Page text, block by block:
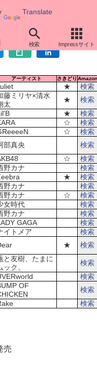
Translate
検索 Impressサイト
アーティスト さきどり Amazon
★
検索
藤ミリヤ×清水
太
★
検索
★
検索
☆
検索
☆
検索
部真央
検索
☆
検索
野カナ
検索
★
検索
野カナ
検索
野カナ ☆
検索
女時代
検索
野カナ
検索
GAGA
検索
イトメア
検索
★ 検索
と友樹、たまに
ック。
検索
検索
OF
検索
検索
売